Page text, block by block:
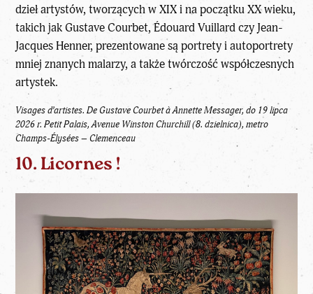
dzieł artystów, tworzących w XIX i na początku XX wieku,
takich jak Gustave Courbet, Édouard Vuillard czy Jean-
Jacques Henner, prezentowane są portrety i autoportrety
mniej znanych malarzy, a także twórczość współczesnych
artystek.
Visages d’artistes. De Gustave Courbet à Annette Messager, do 19 lipca
2026 r. Petit Palais, Avenue Winston Churchill (8. dzielnica), metro
Champs-Élysées – Clemenceau
10. Licornes !